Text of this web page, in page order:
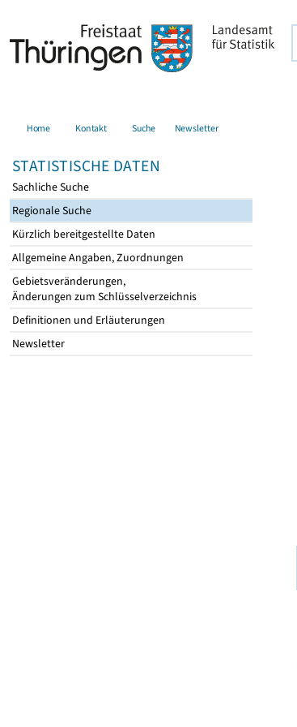
Home Kontakt Suche Newsletter
STATISTISCHE DATEN
Sachliche Suche
Regionale Suche
Kürzlich bereitgestellte Daten
Allgemeine Angaben, Zuordnungen
Gebietsveränderungen,
Änderungen zum Schlüsselverzeichnis
Definitionen und Erläuterungen
Newsletter